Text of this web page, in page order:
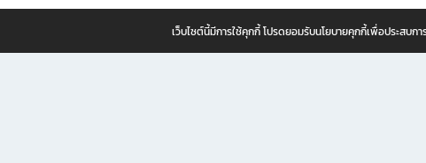
เว็บไซต์นี้มีการใช้คุกกี้ โปรดยอมรับนโยบายคุกกี้เพื่อประสบ